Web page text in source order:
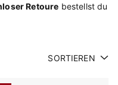
Retoure bestellst du
SORTIEREN